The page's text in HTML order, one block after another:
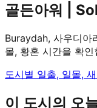
골든아워 |
Buraydah, 사우디아
몰, 황혼 시간을 확
도시별 일출, 일몰,
이 도시의 오